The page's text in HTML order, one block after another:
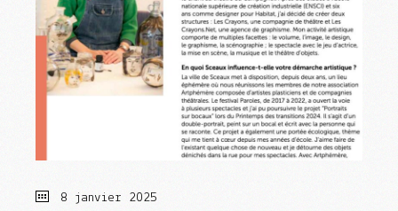
8 janvier 2025